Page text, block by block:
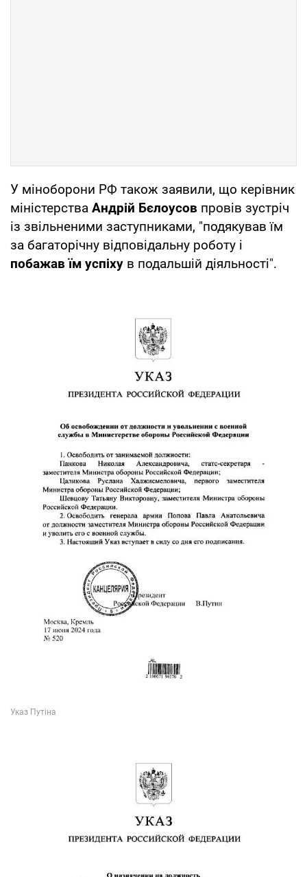
У міноборони РФ також заявили, що керівник
міністерства Андрій Бєлоусов провів зустріч
із звільненими заступниками, "подякував їм
за багаторічну відповідальну роботу і
побажав їм успіху в подальшій діяльності".